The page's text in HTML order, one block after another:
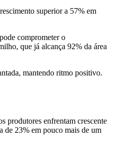
superior a 57% em
comprometer o
que já alcança 92% da área
mantendo ritmo positivo.
produtores enfrentam crescente
de 23% em pouco mais de um